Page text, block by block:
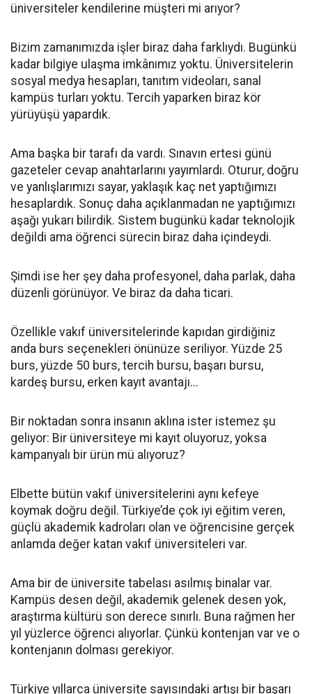
üniversiteler kendilerine müşteri mi arıyor?
Bizim zamanımızda işler biraz daha farklıydı. Bugünkü
kadar bilgiye ulaşma imkânımız yoktu. Üniversitelerin
sosyal medya hesapları, tanıtım videoları, sanal
kampüs turları yoktu. Tercih yaparken biraz kör
yürüyüşü yapardık.
Ama başka bir tarafı da vardı. Sınavın ertesi günü
gazeteler cevap anahtarlarını yayımlardı. Oturur, doğru
ve yanlışlarımızı sayar, yaklaşık kaç net yaptığımızı
hesaplardık. Sonuç daha açıklanmadan ne yaptığımızı
aşağı yukarı bilirdik. Sistem bugünkü kadar teknolojik
değildi ama öğrenci sürecin biraz daha içindeydi.
Şimdi ise her şey daha profesyonel, daha parlak, daha
düzenli görünüyor. Ve biraz da daha ticari.
Özellikle vakıf üniversitelerinde kapıdan girdiğiniz
anda burs seçenekleri önünüze seriliyor. Yüzde 25
burs, yüzde 50 burs, tercih bursu, başarı bursu,
kardeş bursu, erken kayıt avantajı...
Bir noktadan sonra insanın aklına ister istemez şu
geliyor: Bir üniversiteye mi kayıt oluyoruz, yoksa
kampanyalı bir ürün mü alıyoruz?
Elbette bütün vakıf üniversitelerini aynı kefeye
koymak doğru değil. Türkiye’de çok iyi eğitim veren,
güçlü akademik kadroları olan ve öğrencisine gerçek
anlamda değer katan vakıf üniversiteleri var.
Ama bir de üniversite tabelası asılmış binalar var.
Kampüs desen değil, akademik gelenek desen yok,
araştırma kültürü son derece sınırlı. Buna rağmen her
yıl yüzlerce öğrenci alıyorlar. Çünkü kontenjan var ve o
kontenjanın dolması gerekiyor.
Türkiye yıllarca üniversite sayısındaki artışı bir başarı